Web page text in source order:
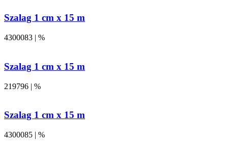
Szalag 1 cm x 15 m
4300083 | %
Szalag 1 cm x 15 m
219796 | %
Szalag 1 cm x 15 m
4300085 | %